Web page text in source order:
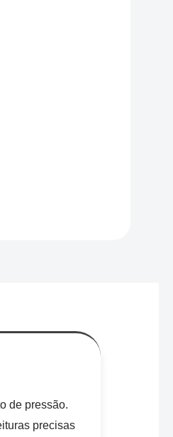
de pressão.
precisas